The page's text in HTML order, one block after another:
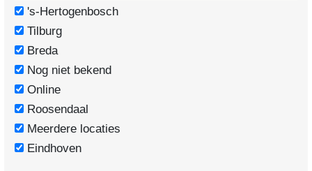
's-Hertogenbosch
Tilburg
Breda
Nog niet bekend
Online
Roosendaal
Meerdere locaties
Eindhoven